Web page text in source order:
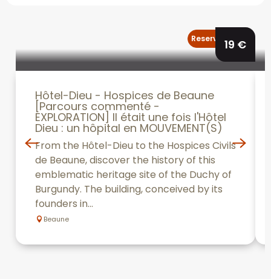
19 €
Hôtel-Dieu - Hospices de Beaune
[Parcours commenté -
EXPLORATION] Il était une fois l'Hôtel
Dieu : un hôpital en MOUVEMENT(S)
From the Hôtel-Dieu to the Hospices Civils
de Beaune, discover the history of this
emblematic heritage site of the Duchy of
Burgundy. The building, conceived by its
founders in...
Beaune
Reserveerbaar